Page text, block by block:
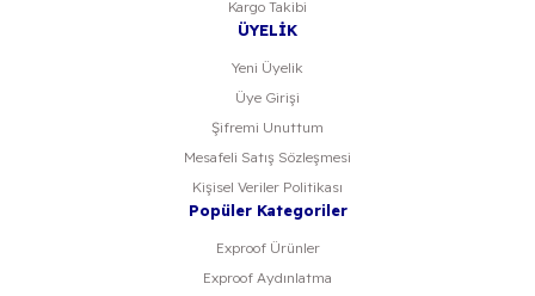
Kargo Takibi
ÜYELİK
Yeni Üyelik
Üye Girişi
Şifremi Unuttum
Mesafeli Satış Sözleşmesi
Kişisel Veriler Politikası
Popüler Kategoriler
Exproof Ürünler
Exproof Aydınlatma